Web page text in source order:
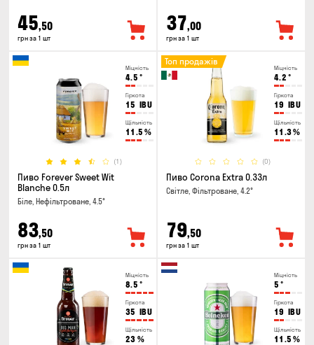
45,50
грн за 1 шт
37,00
грн за 1 шт
Міцність
4.5 °
Гіркота
15 IBU
Щільність
11.5 %
(1)
Пиво Forever Sweet Wit
Blanche 0.5л
Біле, Нефільтроване, 4.5°
83,50
грн за 1 шт
Міцність
4.2 °
Гіркота
19 IBU
Щільність
11.3%
(0)
Топ продажів
Пиво Corona Extra 0.33л
Світле, Фільтроване, 4.2°
79,50
грн за 1 шт
Міцність
8.5 °
Гіркота
35 IBU
Щільність
23 %
Міцність
5 °
Гіркота
19 IBU
Щільність
11.5 %